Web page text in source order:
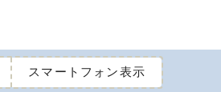
スマートフォン表示